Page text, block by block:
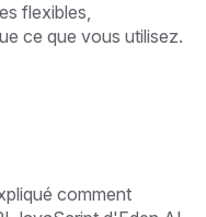
flexibles,
ce que vous utilisez.
comment